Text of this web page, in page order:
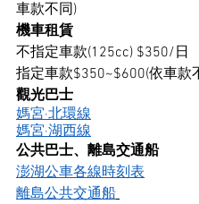
車款不同)
機車租賃
不指定車款(125cc) $350/日
指定車款$350~$600(依車款
觀光巴士
媽宮·北環線
媽宮·湖西線
公共巴士、離島交通船
澎湖公車各線時刻表
離島公共交通船